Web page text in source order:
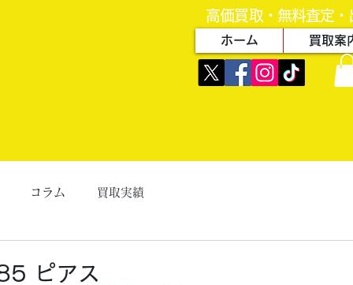
高価買取・無料査定
ホーム 買取案
コラム 買取実績
ピアス